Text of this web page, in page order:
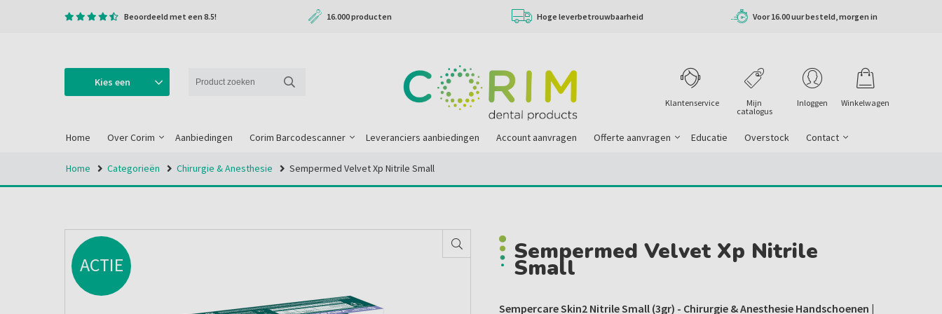
Beoordeeld met een 8.5! 16.000 producten Hoge leverbetrouwbaarheid Voor 16.00 uur besteld, morgen in
Kies een
Winkelwagen
Inloggen
Mijn
catalogus
Klantenservice
Home Over Corim Aanbiedingen Corim Barcodescanner Leveranciers aanbiedingen Account aanvragen Offerte aanvragen Educatie Overstock Contact
Home Categorieën Chirurgie & Anesthesie Sempermed Velvet Xp Nitrile Small
ACTIE Sempermed Velvet Xp Nitrile
Small
Sempercare Skin2 Nitrile Small (3gr) - Chirurgie & Anesthesie Handschoenen |